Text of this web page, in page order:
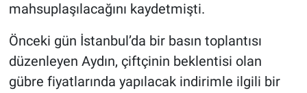
mahsuplaşılacağını kaydetmişti.
Önceki gün İstanbul’da bir basın toplantısı
düzenleyen Aydın, çiftçinin beklentisi olan
gübre fiyatlarında yapılacak indirimle ilgili bir